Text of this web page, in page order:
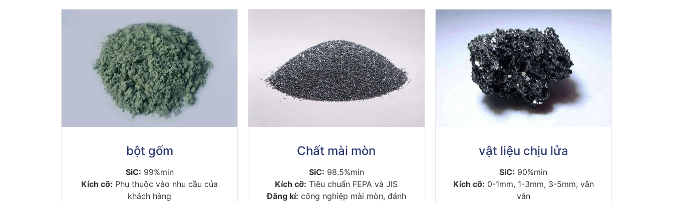
bột gốm
SiC: 99%min
Kích cỡ: Phụ thuộc vào nhu cầu của
khách hàng
Chất mài mòn
SiC: 98.5%min
Kích cỡ: Tiêu chuẩn FEPA và JIS
Đăng kí: công nghiệp mài mòn, đánh
vật liệu chịu lửa
SiC: 90%min
Kích cỡ: 0-1mm, 1-3mm, 3-5mm, vân
vân